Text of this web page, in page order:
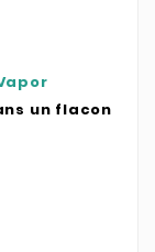
un flacon